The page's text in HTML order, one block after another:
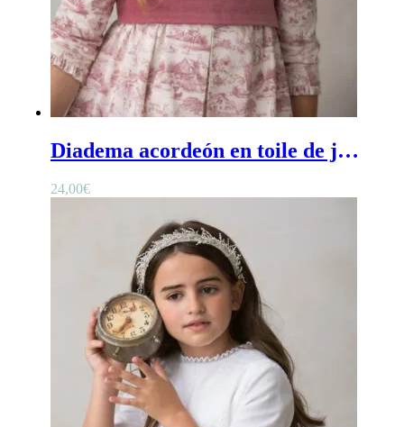
Diadema acordeón en toile de jouy burdeos - Diadema de ceremonia para niña de acordeón burdeos en tdj
24,00€